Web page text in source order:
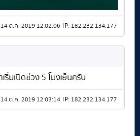
14 ต.ค. 2019 12:02:06 IP: 182.232.134.177
ริ่มเปิดช่วง 5 โมงเย็นครับ
14 ต.ค. 2019 12:03:14 IP: 182.232.134.177